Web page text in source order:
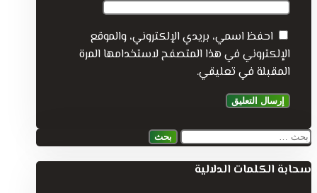
احفظ اسمي، بريدي الإلكتروني، والموقع
الإلكتروني في هذا المتصفح لاستخدامها المرة
المقبلة في تعليقي.
البحث
سحابة الكلمات الدلالية